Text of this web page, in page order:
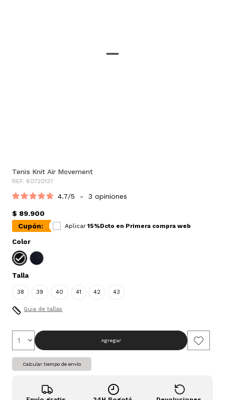
Tenis Knit Air Movement
REF. 60720137
4.7/5 - 3 opiniones
$ 89.900
Cupón:
Aplicar 15%Dcto en Primera compra web
Color
Talla
38 39 40 41 42 43
Guia de tallas
Agregar
Calcular tiempo de envío